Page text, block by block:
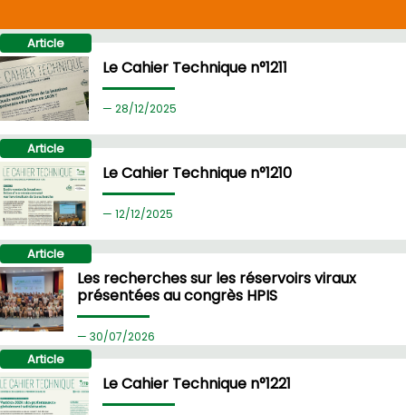
Article
Le Cahier Technique n°1211
28/12/2025
Article
Le Cahier Technique n°1210
12/12/2025
Article
Les recherches sur les réservoirs viraux
présentées au congrès HPIS
30/07/2026
Article
Le Cahier Technique n°1221